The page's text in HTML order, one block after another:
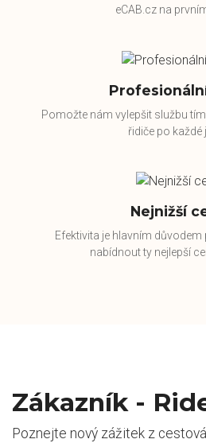
eCAB.cz na
Pomožte nám vylepšit službu
řidiče po každé
Nejnižší
Efektivita je hlavním důvodem
nabídnout ty nejlepší
Zákazník -
Poznejte nový zážitek z